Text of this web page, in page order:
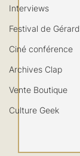
Interviews
Festival de
Ciné conférence
Archives Clap
Vente Boutique
Culture Geek